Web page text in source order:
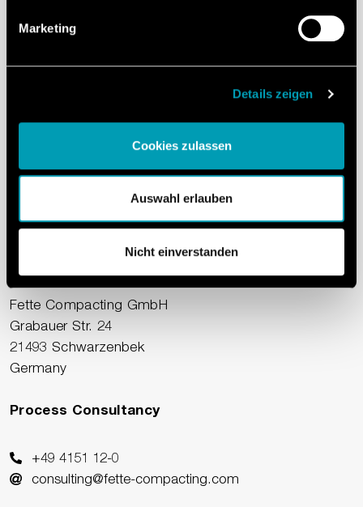
Marketing
Details zeigen
Cookies zulassen
Auswahl erlauben
Nicht einverstanden
more about
Analysis Services?
Our team is available to answer your questions and
Fette Compacting GmbH
Grabauer Str. 24
21493 Schwarzenbek
Germany
Process Consultancy
+49 4151 12-0
consulting@fette-compacting.com